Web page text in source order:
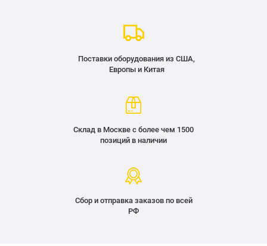
Поставки оборудования из США,
Европы и Китая
Склад в Москве с более чем 1500
позиций в наличии
Сбор и отправка заказов по всей
РФ